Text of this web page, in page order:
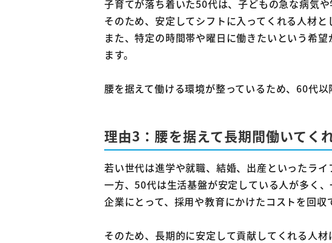
子育てが落ち着いた50代は、子どもの急な病気
そのため、安定してシフトに入ってくれる人材と
また、特定の時間帯や曜日に働きたいという希
ます。
腰を据えて働ける環境が整っているため、60代
理由3：腰を据えて長期間働いてく
若い世代は進学や就職、結婚、出産といったラ
一方、50代は生活基盤が安定している人が多く
企業にとって、採用や教育にかけたコストを回収
そのため、長期的に安定して貢献してくれる人